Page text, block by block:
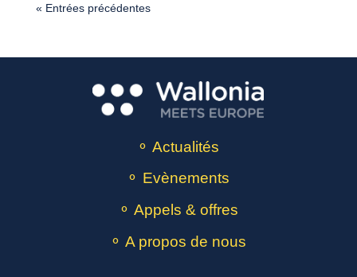
« Entrées précédentes
⚬ Actualités
⚬ Evènements
⚬ Appels & offres
⚬ A propos de nous